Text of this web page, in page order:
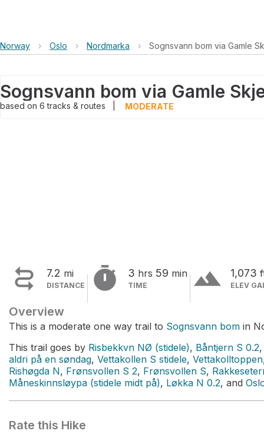
Norway › Oslo › Nordmarka › Sognsvann bom via Gamle
based on 6tracks & routes MODERATE
 7.2 mi
DISTANCE  3 hrs 59 min
TIME terrain 1,073
ELEV
Overview
This is a moderate one way trail to Sognsvann bom in
This trail goes by Risbekkvn NØ (stidele), Båntjern S 0.2
aldri på en søndag, Vettakollen S stidele, Vettakolltoppen
Rishøgda N, Frønsvollen S 2, Frønsvollen S,
Måneskinnsløypa (stidele midt på), Løkka N 0.2, and
Rate this Hike